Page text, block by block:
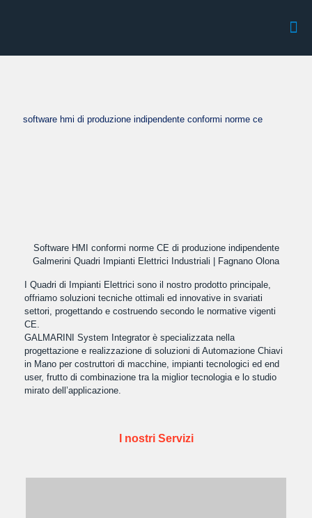
software hmi di produzione indipendente conformi norme ce
Software HMI conformi norme CE di produzione indipendente
Galmerini Quadri Impianti Elettrici Industriali | Fagnano Olona
I Quadri di Impianti Elettrici sono il nostro prodotto principale,
offriamo soluzioni tecniche ottimali ed innovative in svariati
settori, progettando e costruendo secondo le normative vigenti
CE.
GALMARINI System Integrator è specializzata nella
progettazione e realizzazione di soluzioni di Automazione Chiavi
in Mano per costruttori di macchine, impianti tecnologici ed end
user, frutto di combinazione tra la miglior tecnologia e lo studio
mirato dell’applicazione.
I nostri Servizi